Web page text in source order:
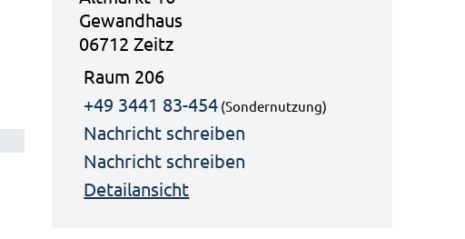
Gewandhaus
06712 Zeitz
Raum 206
+49 3441 83-454 (Sondernutzung)
Nachricht schreiben
Nachricht schreiben
Detailansicht